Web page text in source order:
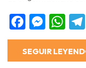
SEGUIR